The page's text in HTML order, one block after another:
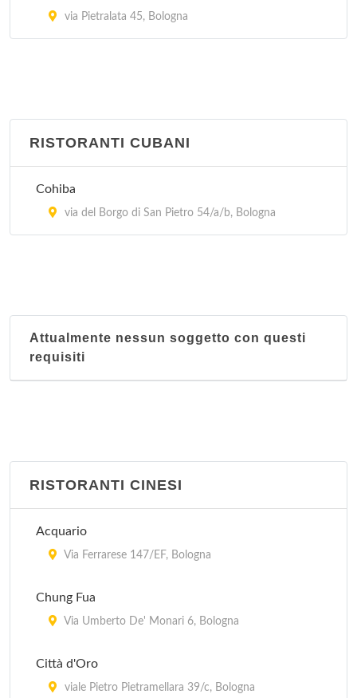
via Pietralata 45, Bologna
RISTORANTI CUBANI
Cohiba
via del Borgo di San Pietro 54/a/b, Bologna
Attualmente nessun soggetto con questi
requisiti
RISTORANTI CINESI
Acquario
Via Ferrarese 147/EF, Bologna
Chung Fua
Via Umberto De' Monari 6, Bologna
Città d'Oro
viale Pietro Pietramellara 39/c, Bologna